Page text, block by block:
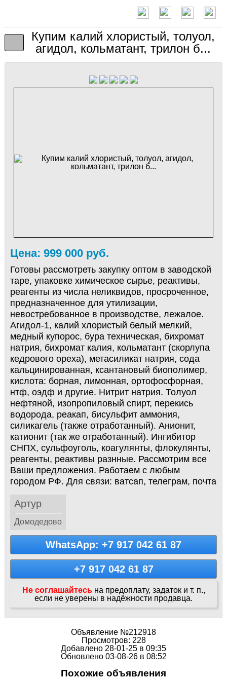
Купим калий хлористый, толуол,
агидол, кольматант, трилон б...
Цена: 999 000 руб.
Готовы рассмотреть закупку оптом в заводской
таре, упаковке химическое сырье, реактивы,
реагенты из числа неликвидов, просроченное,
предназначенное для утилизации,
невостребованное в производстве, лежалое.
Агидол-1, калий хлористый белый мелкий,
медный купорос, бура техническая, бихромат
натрия, бихромат калия, кольматант (скорлупа
кедрового ореха), метасиликат натрия, сода
кальцинированная, ксантановый биополимер,
кислота: борная, лимонная, ортофосфорная,
нтф, оэдф и другие. Нитрит натрия. Толуол
нефтяной, изопропиловый спирт, перекись
водорода, реакап, бисульфит аммония,
силикагель (также отработанный). Анионит,
катионит (так же отработанный). Ингибитор
СНПХ, сульфоуголь, коагулянты, флокулянты,
реагенты, реактивы разнные. Рассмотрим все
Ваши предложения. Работаем с любым
городом РФ. Для связи: ватсап, телеграм, почта
Артур
Домодедово
WhatsApp: +7 917 042 61 87
+7 917 042 61 87
Не соглашайтесь на предоплату, задаток и т. п.,
если не уверены в надёжности продавца.
Объявление №212918
Просмотров: 228
Добавлено 28-01-25 в 09:35
Обновлено 03-08-26 в 08:52
Похожие объявления